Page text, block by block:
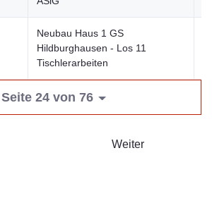
Neubau Haus 1 GS
Hildburghausen - Los 11
Tischlerarbeiten
Seite 24 von 76
Weiter